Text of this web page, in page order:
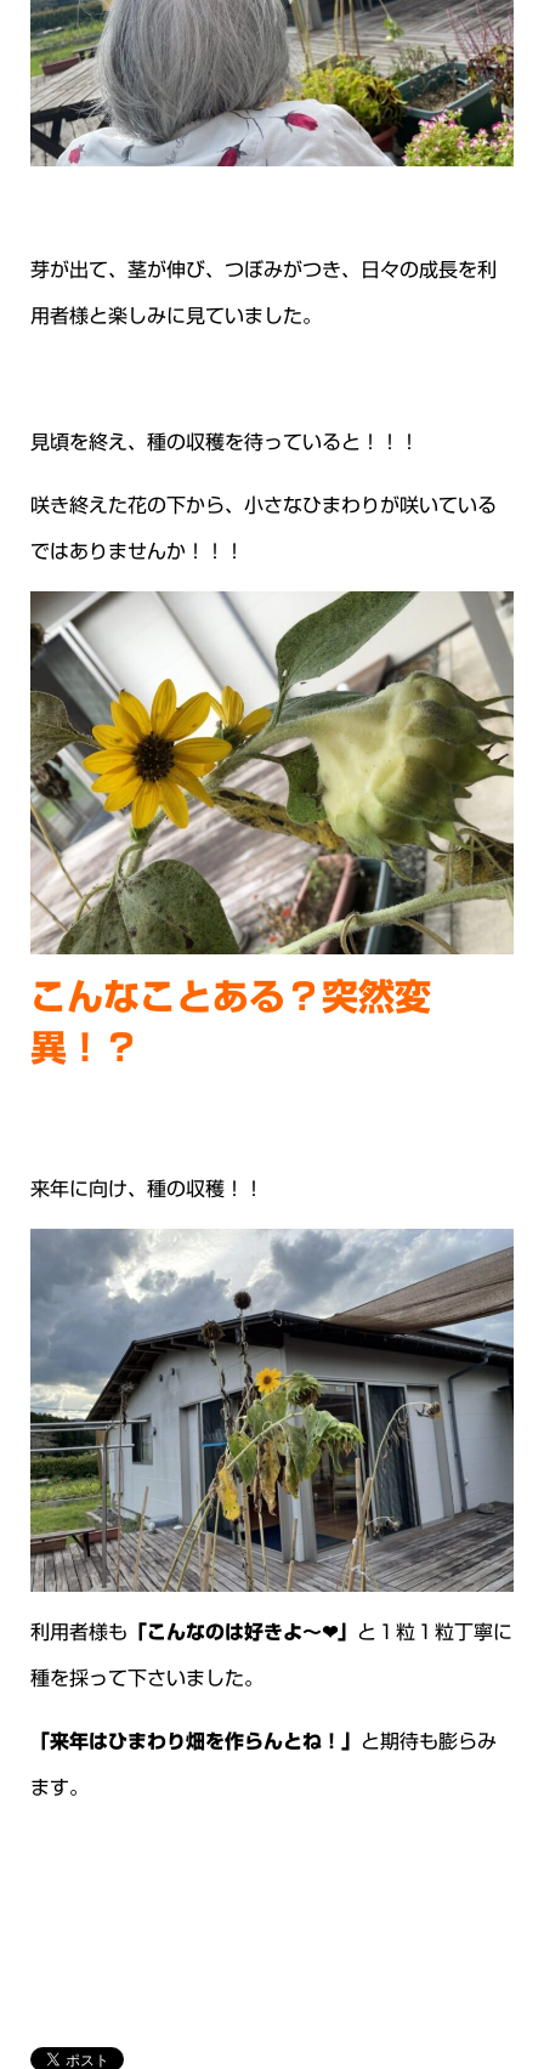
芽が出て、茎が伸び、つぼみがつき、日々の成長を利
用者様と楽しみに見ていました。
見頃を終え、種の収穫を待っていると！！！
咲き終えた花の下から、小さなひまわりが咲いている
ではありませんか！！！
こんなことある？突然変
異！？
来年に向け、種の収穫！！
利用者様も 「こんなのは好きよ～❤」 と１粒１粒丁寧に
種を採って下さいました。
「来年はひまわり畑を作らんとね！」 と期待も膨らみ
ます。